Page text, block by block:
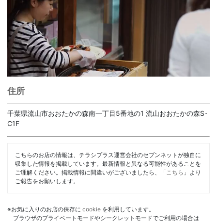
住所
千葉県流山市おおたかの森南一丁目5番地の1 流山おおたかの森S･
C1F
こちらのお店の情報は、チラシプラス運営会社のセブンネットが独自に
収集した情報を掲載しています。最新情報と異なる可能性があることを
ご理解ください。掲載情報に間違いがございましたら、「 こちら 」より
ご報告をお願いします。
※お気に入りのお店の保存に cookie を利用しています。
ブラウザのプライベートモードやシークレットモードでご利用の場合は